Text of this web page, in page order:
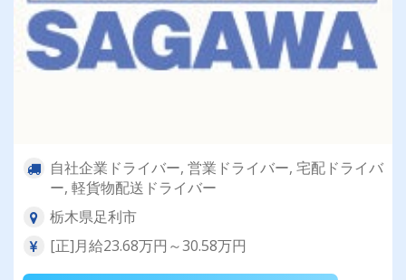
自社企業ドライバー, 営業ドライバー, 宅配ドライバ
ー, 軽貨物配送ドライバー
栃木県足利市
[正]月給23.68万円～30.58万円